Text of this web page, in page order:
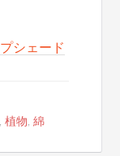
シェード
,植物,綿